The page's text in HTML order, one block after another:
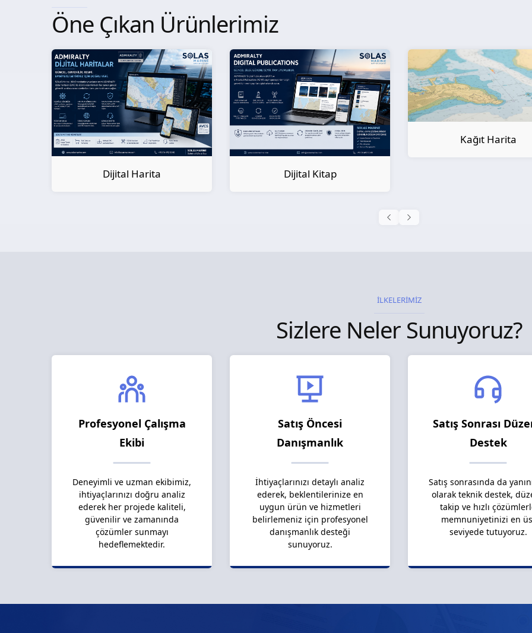
Öne Çıkan Ürünlerimiz
Dijital Kitap
Kağıt Harita
İLKELERİMİZ
Sizlere Neler Sunuyoruz?
Profesyonel Çalışma
Ekibi
Deneyimli ve uzman ekibimiz,
ihtiyaçlarınızı doğru analiz
ederek her projede kaliteli,
güvenilir ve zamanında
çözümler sunmayı
hedeflemektedir.
Satış Öncesi
Danışmanlık
İhtiyaçlarınızı detaylı analiz
ederek, beklentilerinize en
uygun ürün ve hizmetleri
belirlemeniz için profesyonel
danışmanlık desteği
sunuyoruz.
Satış Sonrası
Destek
Satış sonrasında da
olarak teknik destek,
takip ve hızlı
memnuniyetinizi en
seviyede tutuyoruz.